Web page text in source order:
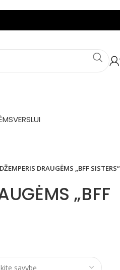
VERSLUI
DŽEMPERIS DRAUGĖMS „BFF SISTERS“
„BFF